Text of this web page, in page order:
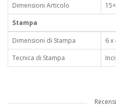
Dimensioni Articolo
Stampa
Dimensioni di Stampa
6 x
Tecnica di Stampa